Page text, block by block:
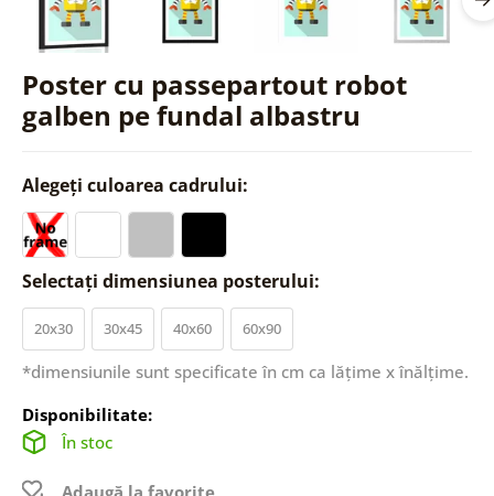
Poster cu passepartout robot
galben pe fundal albastru
Alegeți culoarea cadrului:
Selectați dimensiunea posterului:
20x30 30x45 40x60 60x90
*dimensiunile sunt specificate în cm ca lățime x înălțime.
Disponibilitate:
În stoc
Adaugă la favorite